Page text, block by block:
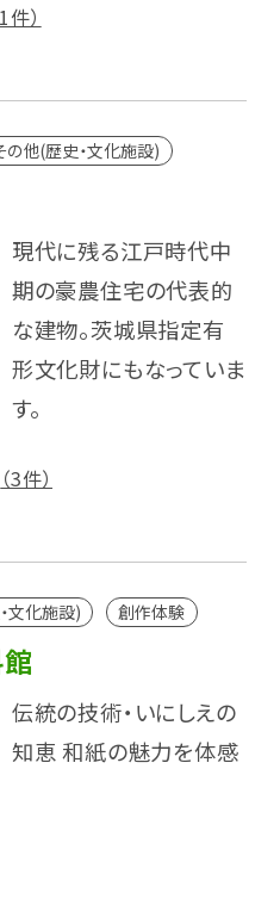
1件）
の他(歴史・文化施設)
現代に残る江戸時代中
期の豪農住宅の代表的
な建物。茨城県指定有
形文化財にもなっていま
す。
（3件）
文化施設) 創作体験
伝統の技術・いにしえの
知恵 和紙の魅力を体感